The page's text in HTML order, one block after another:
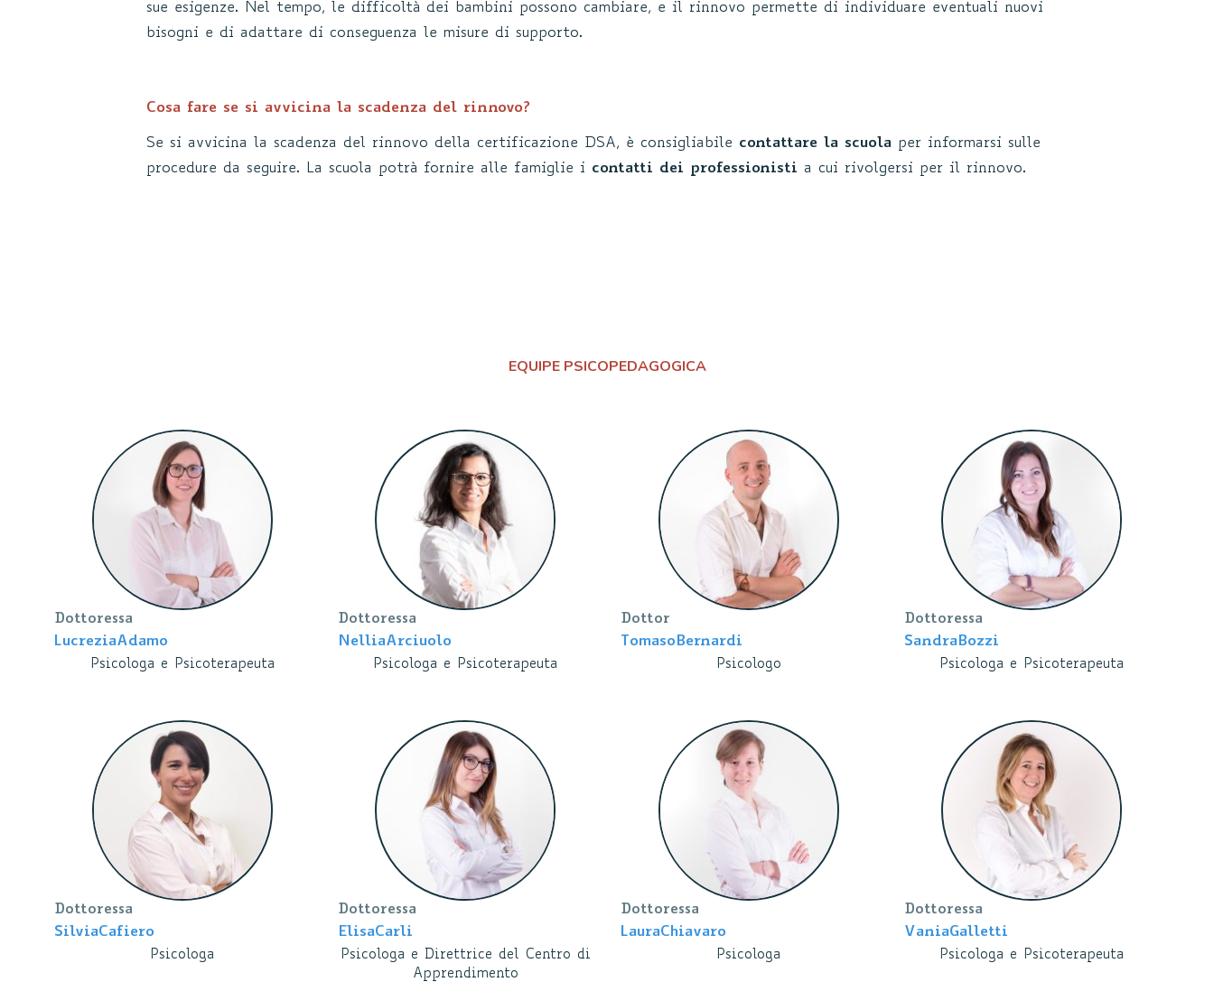
sue esigenze. Nel tempo, le difficoltà dei bambini possono cambiare, e il rinnovo permette di individuare eventuali nuovi
bisogni e di adattare di conseguenza le misure di supporto.
Cosa fare se si avvicina la scadenza del rinnovo?
Se si avvicina la scadenza del rinnovo della certificazione DSA, è consigliabile contattare la scuola per informarsi sulle
procedure da seguire. La scuola potrà fornire alle famiglie i contatti dei professionisti a cui rivolgersi per il rinnovo.
EQUIPE PSICOPEDAGOGICA
Dottoressa
LucreziaAdamo
Psicologa e Psicoterapeuta
Dottoressa
NelliaArciuolo
Psicologa e Psicoterapeuta
Dottor
Tomaso Bernardi
Psicologo
Dottoressa
SandraBozzi
Psicologa e Psicoterapeuta
Dottoressa
SilviaCafiero
Psicologa
Dottoressa
ElisaCarli
Psicologa e Direttrice del Centro di
Apprendimento
Dottoressa
LauraChiavaro
Psicologa
Dottoressa
VaniaGalletti
Psicologa e Psicoterapeuta